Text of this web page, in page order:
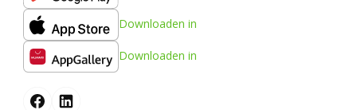
Downloaden in
Downloaden in